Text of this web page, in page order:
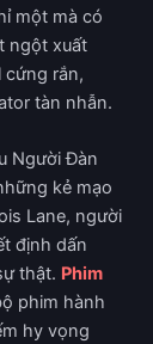
một mà có
ngột xuất
cứng rắn,
tàn nhẫn.
Người Đàn
kẻ mạo
Lane, người
định dấn
thật. Phim
phim hành
hy vọng